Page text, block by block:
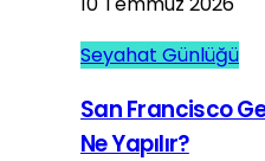
Seyahat Günlüğü
San Francisco
Ne Yapılır?